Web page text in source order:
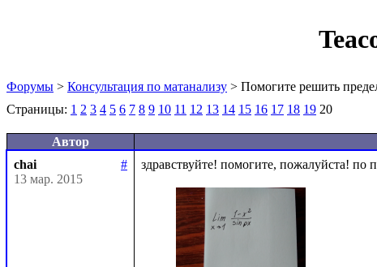
Форумы > Консультация по матанализу > Помогите решить
Страницы: 1 2 3 4 5 6 7 8 9 10 11 12 13 14 15 16 17 18 19 20
Автор
chai
#
13 мар. 2015